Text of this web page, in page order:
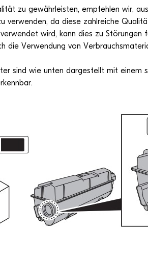
zu gewähr­leis­ten, emp­feh­len wir,
ver­wen­den, da diese zahl­rei­che
wird, kann dies zu Stö­run­gen
die Ver­wen­dung von
sind wie unten dar­ge­stellt mit einem